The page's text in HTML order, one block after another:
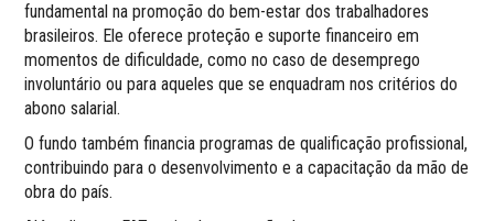
fundamental na promoção do bem-estar dos trabalhadores
brasileiros. Ele oferece proteção e suporte financeiro em
momentos de dificuldade, como no caso de desemprego
involuntário ou para aqueles que se enquadram nos critérios do
abono salarial.
O fundo também financia programas de qualificação profissional,
contribuindo para o desenvolvimento e a capacitação da mão de
obra do país.